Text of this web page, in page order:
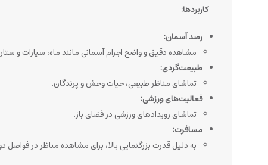
کاربردها:
رصد آسمان:
مشاهده دقیق و واضح اجرام آسمانی مانند ماه، سیارات و
طبیعت‌گردی:
تماشای مناظر طبیعی، حیات وحش و پرندگان.
فعالیت‌های ورزشی:
تماشای رویدادهای ورزشی در فضای باز.
مسافرت:
به دلیل قدرت بزرگنمایی بالا، برای مشاهده مناظر در